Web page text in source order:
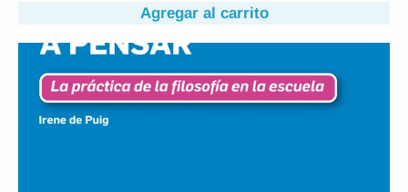
Agregar al carrito